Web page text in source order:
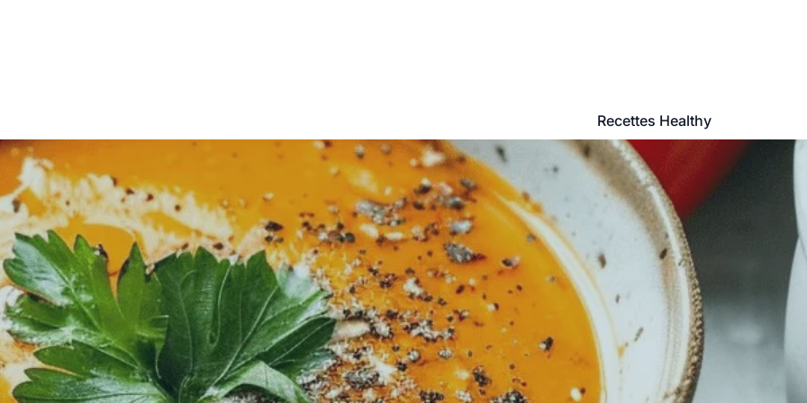
Recettes Healthy